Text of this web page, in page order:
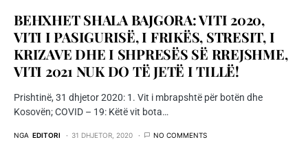
BEHXHET SHALA BAJGORA: VITI 2020,
VITI I PASIGURISË, I FRIKËS, STRESIT, I
KRIZAVE DHE I SHPRESËS SË RREJSHME,
VITI 2021 NUK DO TË JETË I TILLË!
Prishtinë, 31 dhjetor 2020: 1. Vit i mbrapshtë për botën dhe
Kosovën; COVID – 19: Këtë vit bota…
NGA EDITORI 31 DHJETOR, 2020 NO COMMENTS